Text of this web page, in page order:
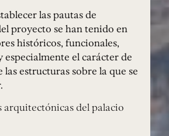
las pautas de
proyecto se han tenido en
históricos, funcionales,
el carácter de
estructuras sobre la que se
arquitectónicas del palacio